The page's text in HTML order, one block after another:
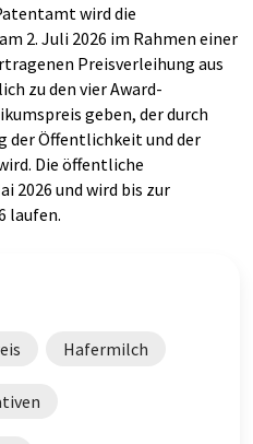
wird die
2. Juli 2026 im Rahmen einer
Preisverleihung aus
zu den vier Award-
geben, der durch
der Öffentlichkeit und der
Die öffentliche
2026 und wird bis zur
laufen.
Hafermilch